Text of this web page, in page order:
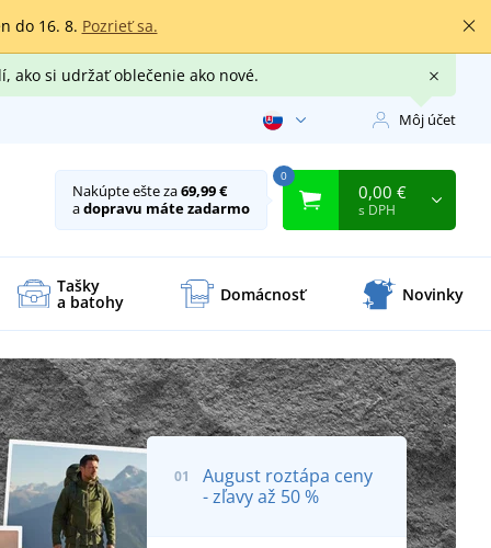
do 16. 8. Pozrieť sa.
ako si udržať oblečenie ako nové.
Môj účet
Nakúpte ešte za69,99 €
adopravu máte zadarmo
0
0,00 €
s DPH
Tašky
a batohy Domácnosť Novinky
01
August roztápa ceny
- zľavy až 50 %